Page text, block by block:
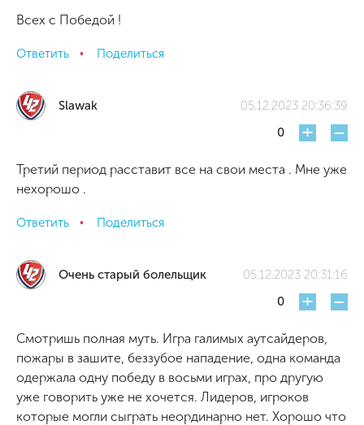
Всех с Победой !
Ответить Поделиться
Slawak
05.12.2023 20:36:39
0
+ -
Третий период расставит все на свои места . Мне уже
нехорошо .
Ответить Поделиться
Очень старый болельщик
05.12.2023 20:31:16
0
+ -
Смотришь полная муть. Игра галимых аутсайдеров,
пожары в зашите, беззубое нападение, одна команда
одержала одну победу в восьми играх, про другую
уже говорить уже не хочется. Лидеров, игроков
которые могли сыграть неординарно нет. Хорошо что